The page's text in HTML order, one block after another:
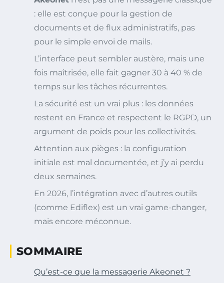
: elle est conçue pour la gestion de
documents et de flux administratifs, pas
pour le simple envoi de mails.
L’interface peut sembler austère, mais une
fois maîtrisée, elle fait gagner 30 à 40 % de
temps sur les tâches récurrentes.
La sécurité est un vrai plus : les données
restent en France et respectent le RGPD, un
argument de poids pour les collectivités.
Attention aux pièges : la configuration
initiale est mal documentée, et j’y ai perdu
deux semaines.
En 2026, l’intégration avec d’autres outils
(comme Ediflex) est un vrai game-changer,
mais encore méconnue.
SOMMAIRE
Qu’est-ce que la messagerie Akeonet ?